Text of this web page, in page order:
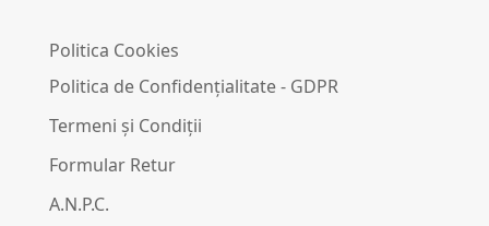
Politica Cookies
Politica de Confidențialitate - GDPR
Termeni și Condiții
Formular Retur
A.N.P.C.